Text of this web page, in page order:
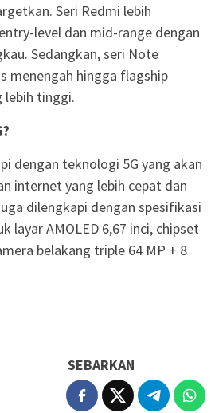
Seri Redmi lebih
level dan mid-range dengan
Sedangkan, seri Note
menengah hingga flagship
lebih tinggi.
dengan teknologi 5G yang akan
internet yang lebih cepat dan
dilengkapi dengan spesifikasi
layar AMOLED 6,67 inci, chipset
belakang triple 64 MP + 8
SEBARKAN